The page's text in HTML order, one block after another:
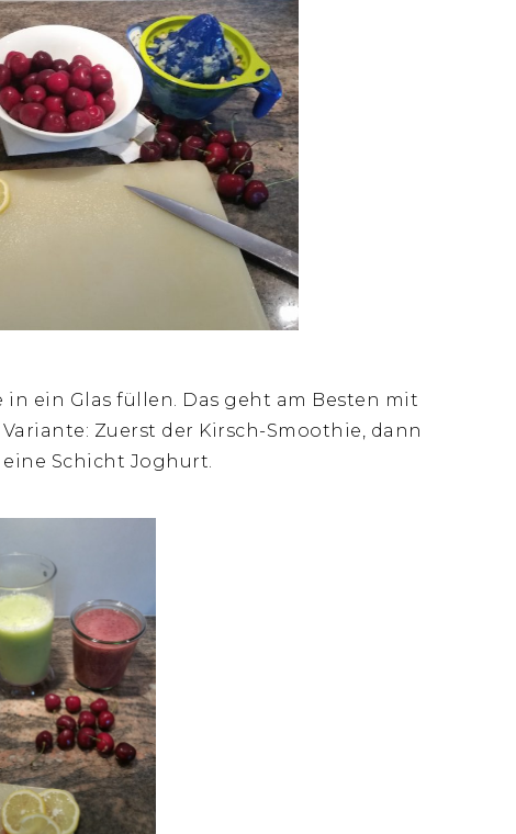
ein Glas füllen. Das geht am Besten mit
Zuerst der Kirsch-Smoothie, dann
Schicht Joghurt.